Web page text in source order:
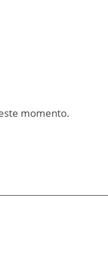
momento.